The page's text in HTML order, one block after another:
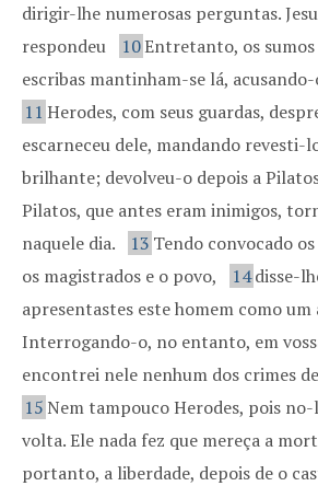
dirigir-lhe numerosas perguntas.
respondeu
10Entretanto, os sumos
escribas mantinham-se lá,
11 Herodes, com seus guardas,
escarneceu dele, mandando revesti-
brilhante; devolveu-o depois a
Pilatos, que antes eram inimigos,
naquele dia.
13 Tendo convocado
os magistrados e o povo,
14disse-
apresentastes este homem como
Interrogando-o, no entanto, em
encontrei nele nenhum dos crimes
15Nem tampouco Herodes, pois
volta. Ele nada fez que mereça a
portanto, a liberdade, depois de o